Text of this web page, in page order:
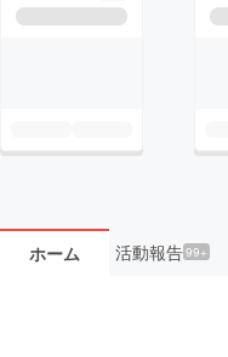
ホーム 活動報告99+